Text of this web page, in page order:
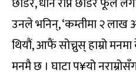
उनले भनिन्, ‘कम्तीमा २ लाख
थियौं, आफैं सोच्नुस् हाम्रो मनमा
मनमै छ । घाटा प¥यो